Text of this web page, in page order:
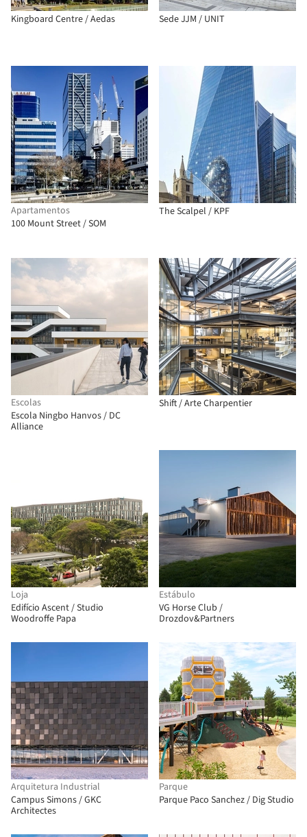
Kingboard Centre / Aedas Sede JJM / UNIT
Apartamentos
100 Mount Street / SOM
The Scalpel / KPF
Escolas
Escola Ningbo Hanvos / DC
Alliance
Shift / Arte Charpentier
Loja
Edifício Ascent / Studio
Woodroffe Papa
Estábulo
VG Horse Club /
Drozdov&Partners
Arquitetura Industrial
Campus Simons / GKC
Architectes
Parque
Parque Paco Sanchez / Dig Studio